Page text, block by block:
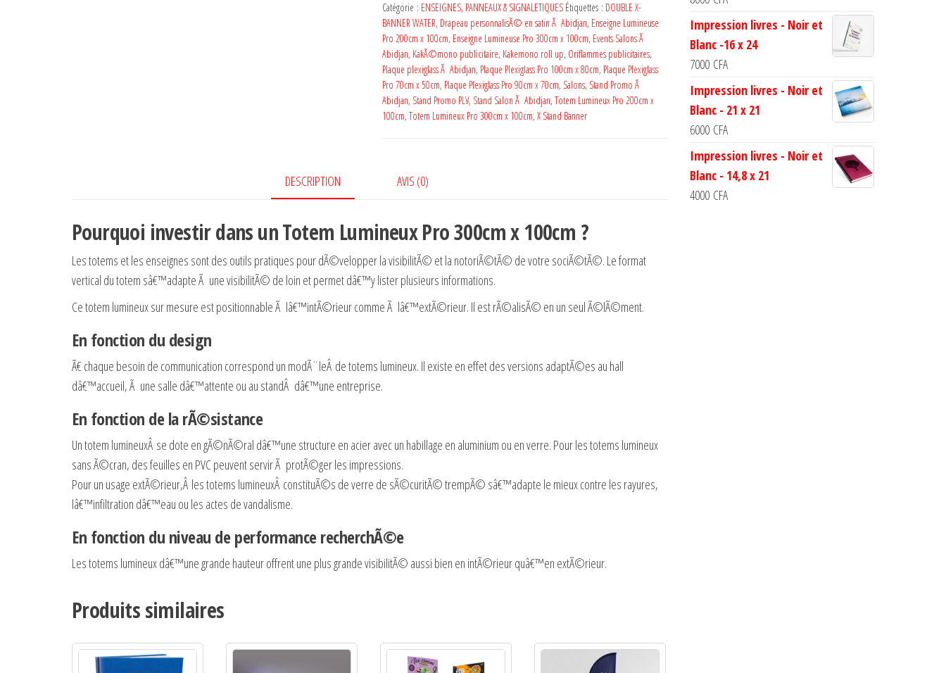
Catégorie : ENSEIGNES, PANNEAUX & SIGNALETIQUES Étiquettes : DOUBLE X-
BANNER WATER, Drapeau personnalisÃ© en satin Ã Abidjan, Enseigne Lumineuse
Pro 200cm x 100cm, Enseigne Lumineuse Pro 300cm x 100cm, Events Salons Ã
Abidjan, KakÃ©mono publicitaire, Kakemono roll up, Oriflammes publicitaires,
Plaque plexiglass Ã Abidjan, Plaque Plexiglass Pro 100cm x 80cm, Plaque Plexiglass
Pro 70cm x 50cm, Plaque Plexiglass Pro 90cm x 70cm, Salons, Stand Promo Ã
Abidjan, Stand Promo PLV, Stand Salon Ã Abidjan, Totem Lumineux Pro 200cm x
100cm, Totem Lumineux Pro 300cm x 100cm, X Stand Banner
DESCRIPTION AVIS (0)
Pourquoi investir dans un Totem Lumineux Pro 300cm x 100cm ?
Les totems et les enseignes sont des outils pratiques pour dÃ©velopper la visibilitÃ© et la notoriÃ©tÃ© de votre sociÃ©tÃ©. Le format
vertical du totem sâ€™adapte Ã une visibilitÃ© de loin et permet dâ€™y lister plusieurs informations.
Ce totem lumineux sur mesure est positionnable Ã lâ€™intÃ©rieur comme Ã lâ€™extÃ©rieur. Il est rÃ©alisÃ© en un seul Ã©lÃ©ment.
En fonction du design
Ã€ chaque besoin de communication correspond un modÃ¨leÂ de totems lumineux. Il existe en effet des versions adaptÃ©es au hall
dâ€™accueil, Ã une salle dâ€™attente ou au standÂ dâ€™une entreprise.
En fonction de la rÃ©sistance
Un totem lumineuxÂ se dote en gÃ©nÃ©ral dâ€™une structure en acier avec un habillage en aluminium ou en verre. Pour les totems lumineux
sans Ã©cran, des feuilles en PVC peuvent servir Ã protÃ©ger les impressions.
Pour un usage extÃ©rieur,Â les totems lumineuxÂ constituÃ©s de verre de sÃ©curitÃ© trempÃ© sâ€™adapte le mieux contre les rayures,
lâ€™infiltration dâ€™eau ou les actes de vandalisme.
En fonction du niveau de performance recherchÃ©e
Les totems lumineux dâ€™une grande hauteuroffrent une plus grande visibilitÃ© aussi bien en intÃ©rieur quâ€™en extÃ©rieur.
Produits similaires
Impression livres - Noir et
Blanc -16 x 24
7000 CFA
Impression livres - Noir et
Blanc - 21 x 21
6000 CFA
Impression livres - Noir et
Blanc - 14,8 x 21
4000 CFA